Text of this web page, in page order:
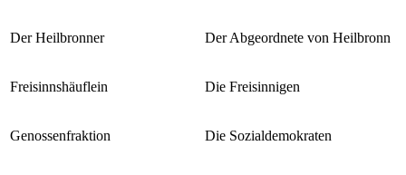
Der Heilbronner Der Abgeordnete von Heilbronn
Freisinnshäuflein Die Freisinnigen
Genossenfraktion Die Sozialdemokraten